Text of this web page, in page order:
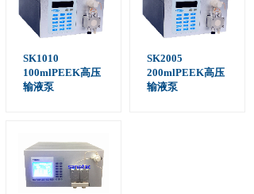
SK1010
100mlPEEK高压
输液泵
SK2005
200mlPEEK高压
输液泵